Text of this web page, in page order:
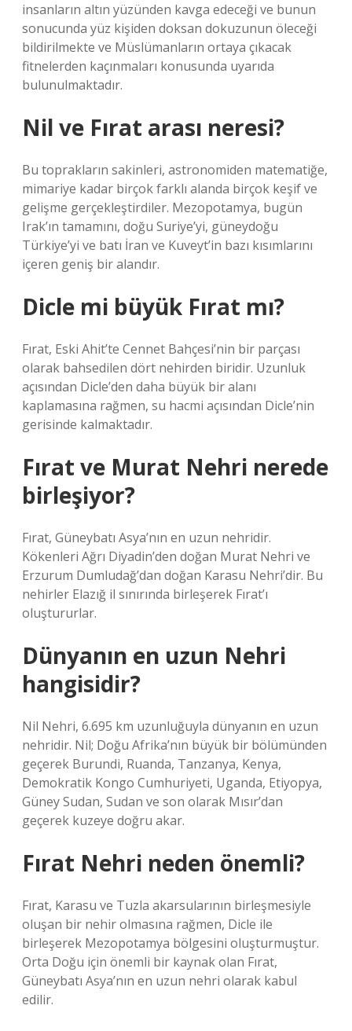
insanların altın yüzünden kavga edeceği ve bunun
sonucunda yüz kişiden doksan dokuzunun öleceği
bildirilmekte ve Müslümanların ortaya çıkacak
fitnelerden kaçınmaları konusunda uyarıda
bulunulmaktadır.
Nil ve Fırat arası neresi?
Bu toprakların sakinleri, astronomiden matematiğe,
mimariye kadar birçok farklı alanda birçok keşif ve
gelişme gerçekleştirdiler. Mezopotamya, bugün
Irak’ın tamamını, doğu Suriye’yi, güneydoğu
Türkiye’yi ve batı İran ve Kuveyt’in bazı kısımlarını
içeren geniş bir alandır.
Dicle mi büyük Fırat mı?
Fırat, Eski Ahit’te Cennet Bahçesi’nin bir parçası
olarak bahsedilen dört nehirden biridir. Uzunluk
açısından Dicle’den daha büyük bir alanı
kaplamasına rağmen, su hacmi açısından Dicle’nin
gerisinde kalmaktadır.
Fırat ve Murat Nehri nerede
birleşiyor?
Fırat, Güneybatı Asya’nın en uzun nehridir.
Kökenleri Ağrı Diyadin’den doğan Murat Nehri ve
Erzurum Dumludağ’dan doğan Karasu Nehri’dir. Bu
nehirler Elazığ il sınırında birleşerek Fırat’ı
oluştururlar.
Dünyanın en uzun Nehri
hangisidir?
Nil Nehri, 6.695 km uzunluğuyla dünyanın en uzun
nehridir. Nil; Doğu Afrika’nın büyük bir bölümünden
geçerek Burundi, Ruanda, Tanzanya, Kenya,
Demokratik Kongo Cumhuriyeti, Uganda, Etiyopya,
Güney Sudan, Sudan ve son olarak Mısır’dan
geçerek kuzeye doğru akar.
Fırat Nehri neden önemli?
Fırat, Karasu ve Tuzla akarsularının birleşmesiyle
oluşan bir nehir olmasına rağmen, Dicle ile
birleşerek Mezopotamya bölgesini oluşturmuştur.
Orta Doğu için önemli bir kaynak olan Fırat,
Güneybatı Asya’nın en uzun nehri olarak kabul
edilir.